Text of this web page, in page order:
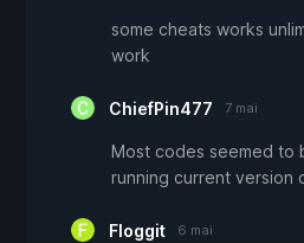
some cheats works
work
ChiefPin477 7 mai
Most codes seemed to
running current version
Floggit 6 mai